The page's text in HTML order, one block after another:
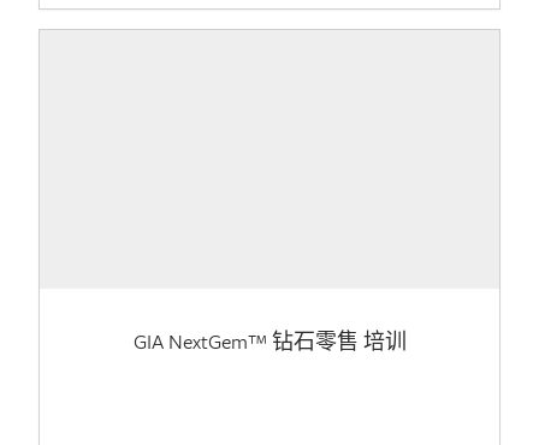
GIA NextGem™ 钻石零售 培训